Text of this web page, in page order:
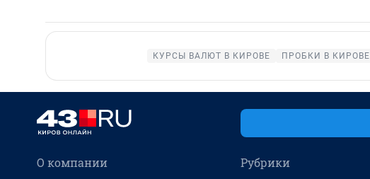
КУРСЫ ВАЛЮТ В КИРОВЕ ПРОБКИ В КИРОВЕ
О компании Рубрики